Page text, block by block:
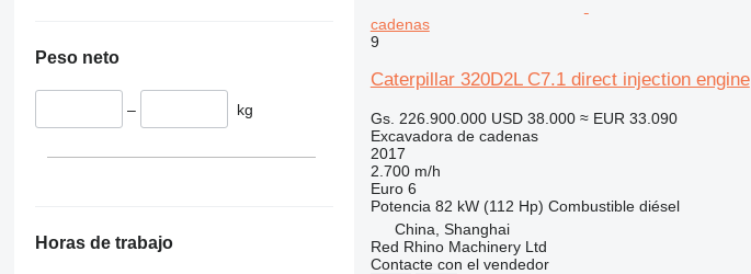
Peso neto
– kg
Horas de trabajo
cadenas
9
Caterpillar 320D2L C7.1 direct injection engine
Gs. 226.900.000 USD 38.000 ≈ EUR 33.090
Excavadora de cadenas
2017
2.700 m/h
Euro 6
Potencia 82 kW (112 Hp) Combustible diésel
China, Shanghai
Red Rhino Machinery Ltd
Contacte con el vendedor